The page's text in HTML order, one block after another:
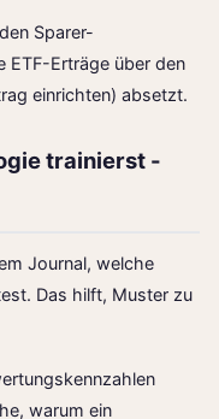
Sparer-
ETF-Erträge über den
einrichten) absetzt.
trainierst -
Journal, welche
Das hilft, Muster zu
warum ein